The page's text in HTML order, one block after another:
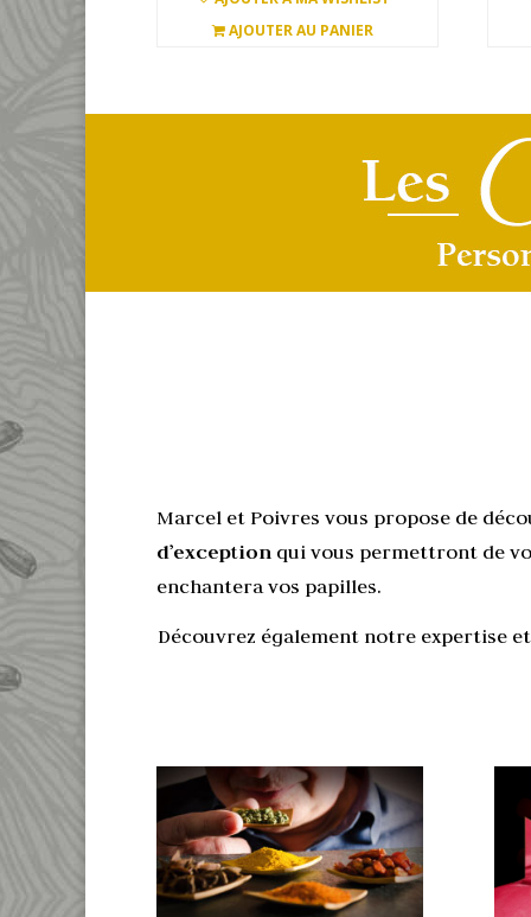
sur 5
AJOUTER AU PANIER
Marcel et Poivres vous propose de
d’exception qui vous permettront de
enchantera vos papilles.
Découvrez également notre expertise